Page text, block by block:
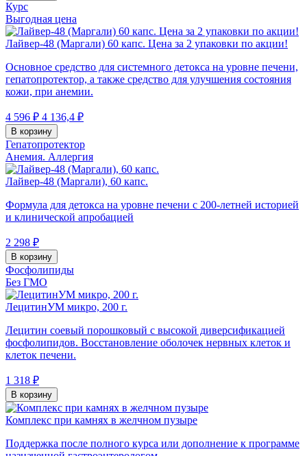
Курс
Выгодная цена
Лайвер-48 (Маргали) 60 капс. Цена за 2 упаковки по акции!
Основное средство для системного детокса на уровне печени,
гепатопротектор, а также средство для улучшения состояния
кожи, при анемии.
4 596 ₽ 4 136,4 ₽
В корзину
Гепатопротектор
Анемия. Аллергия
Лайвер-48 (Маргали), 60 капс.
Формула для детокса на уровне печени с 200-летней историей
и клинической апробацией
2 298 ₽
В корзину
Фосфолипиды
Без ГМО
ЛецитинУМ микро, 200 г.
Лецитин соевый порошковый с высокой диверсификацией
фосфолипидов. Восстановление оболочек нервных клеток и
клеток печени.
1 318 ₽
В корзину
Комплекс при камнях в желчном пузыре
Поддержка после полного курса или дополнение к программе